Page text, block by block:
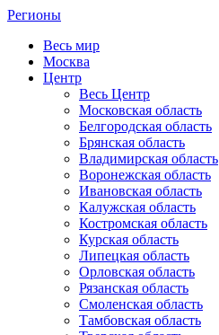
Регионы
Весь мир
Москва
Центр
Весь Центр
Московская область
Белгородская область
Брянская область
Владимирская область
Воронежская область
Ивановская область
Калужская область
Костромская область
Курская область
Липецкая область
Орловская область
Рязанская область
Смоленская область
Тамбовская область